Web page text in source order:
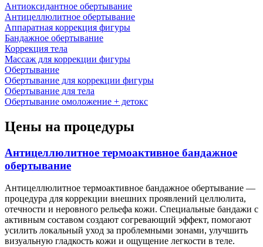
Антиоксидантное обертывание
Антицеллюлитное обертывание
Аппаратная коррекция фигуры
Бандажное обертывание
Коррекция тела
Массаж для коррекции фигуры
Обертывание
Обертывание для коррекции фигуры
Обертывание для тела
Обертывание омоложение + детокс
Цены на процедуры
Антицеллюлитное термоактивное бандажное
обертывание
Антицеллюлитное термоактивное бандажное обертывание —
процедура для коррекции внешних проявлений целлюлита,
отечности и неровного рельефа кожи. Специальные бандажи с
активным составом создают согревающий эффект, помогают
усилить локальный уход за проблемными зонами, улучшить
визуальную гладкость кожи и ощущение легкости в теле.